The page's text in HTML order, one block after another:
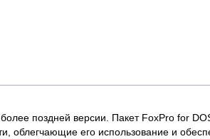
поздней версии. Пакет FoxPro for
облегчающие его использование и